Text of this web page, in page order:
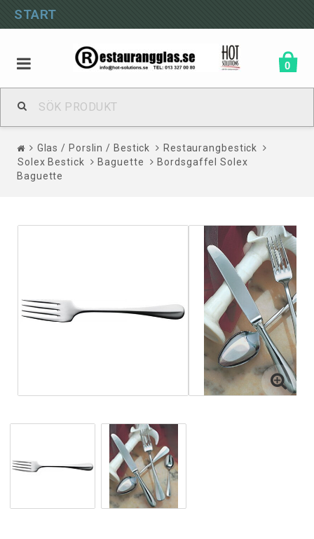
START
0
Glas / Porslin / Bestick
Restaurangbestick
Solex Bestick
Baguette
Bordsgaffel Solex
Baguette